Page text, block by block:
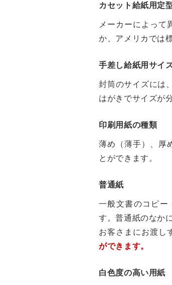
カセット給紙用定
メーカーによって
か、アメリカでは
手差し給紙用サイ
封筒のサイズには
はがきでサイズが
印刷用紙の種類
薄め（薄手）、厚
とができます。
普通紙
一般文書のコピー
す。普通紙のなか
お客さまにお渡し
ができます。
白色度の高い用紙